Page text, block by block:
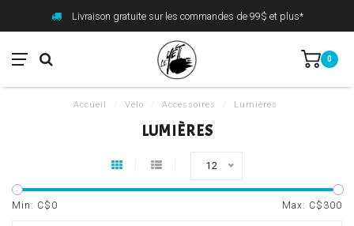
Livraison gratuite sur les commandes de 99$ et plus*
0
Accueil Vélo Accessoires Lumières
LUMIÈRES
12
Min: C$ 0 Max: C$ 300